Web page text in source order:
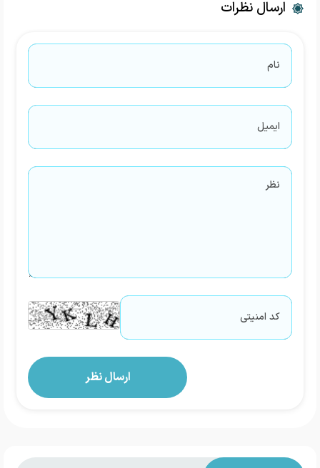
ارسال نظرات